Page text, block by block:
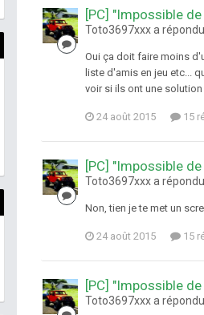
[PC] "Impossible
Toto3697xxx a
Oui ça doit faire moins
liste d'amis en jeu etc...
voir si ils ont une solution
24 août 2015 15
[PC] "Impossible
Toto3697xxx a
Non, tien je te met un
24 août 2015 15
[PC] "Impossible
Toto3697xxx a